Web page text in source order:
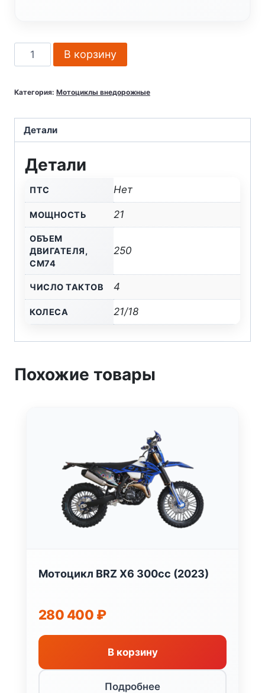
Количество
товара
кроссовый
AVANTIS
FX
250
(172FMM,
ВОЗД.ОХЛ.)
ПТС
В корзину
Категория: Мотоциклы внедорожные
Детали
Детали
ПТС Нет
МОЩНОСТЬ 21
ОБЪЕМ
ДВИГАТЕЛЯ,
СМ74
250
ЧИСЛО ТАКТОВ 4
КОЛЕСА 21/18
Похожие товары
Мотоцикл BRZ X6 300cc (2023)
280 400 ₽
В корзину
Подробнее